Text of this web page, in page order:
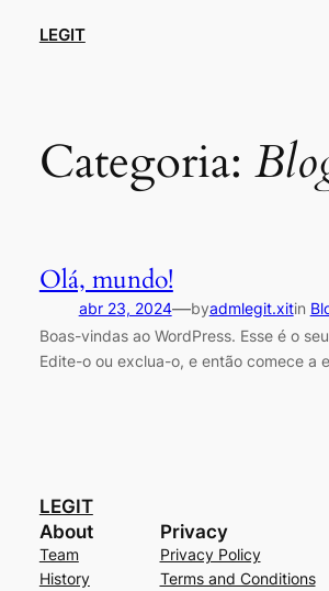
LEGIT
Categoria:
Olá, mundo!
abr 23, 2024—byadmlegit.xitin
Boas-vindas ao WordPress. Esse é o
Edite-o ou exclua-o, e então comece a
LEGIT
About
Team
History
Privacy
Privacy Policy
Terms and Conditions